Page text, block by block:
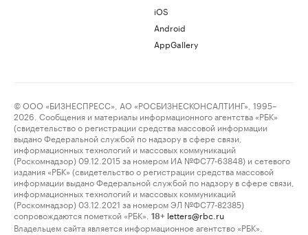
iOS
Android
AppGallery
© ООО «БИЗНЕСПРЕСС», АО «РОСБИЗНЕСКОНСАЛТИНГ», 1995–
2026. Сообщения и материалы информационного агентства «РБК»
(свидетельство о регистрации средства массовой информации
выдано Федеральной службой по надзору в сфере связи,
информационных технологий и массовых коммуникаций
(Роскомнадзор) 09.12.2015 за номером ИА №ФС77-63848) и сетевого
издания «РБК» (свидетельство о регистрации средства массовой
информации выдано Федеральной службой по надзору в сфере связи,
информационных технологий и массовых коммуникаций
(Роскомнадзор) 03.12.2021 за номером ЭЛ №ФС77-82385)
сопровождаются пометкой «РБК».
18+ letters@rbc.ru
Владельцем сайта является информационное агентство «РБК».